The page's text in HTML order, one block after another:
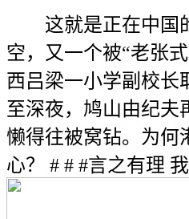
这就是正在中国
空，又一个被“老张
西吕梁一小学副校长
至深夜，鸠山由纪夫
懒得往被窝钻。为何
心？ # # #言之有理